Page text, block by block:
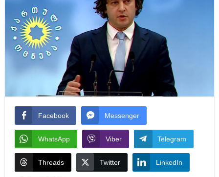
Facebook Messenger
WhatsApp Viber Telegram
Threads Twitter LinkedIn